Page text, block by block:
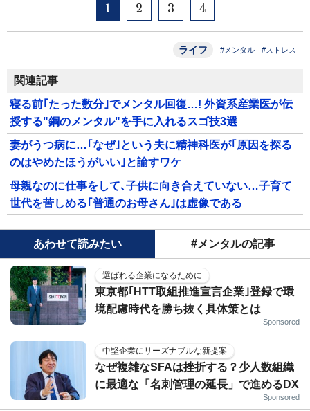
1 2 3 4
ライフ #メンタル #ストレス
関連記事
寝る前｢たった数分｣でメンタル回復…! 外資系産業医が伝
授する"鋼のメンタル"を手に入れるスゴ技3選
妻がうつ病に…｢なぜ｣という夫に精神科医が｢原因を探る
のはやめたほうがいい｣と諭すワケ
母親なのに仕事をして､子供に向き合えていない…子育て
世代を苦しめる｢普通のお母さん｣は虚像である
あわせて読みたい #メンタルの記事
選ばれる企業になるために
東京都｢HTT取組推進宣言企業｣登録で環
境配慮時代を勝ち抜く具体策とは
Sponsored
中堅企業にリーズナブルな新提案
なぜ複雑なSFAは挫折する？少人数組織
に最適な「名刺管理の延長」で進めるDX
Sponsored